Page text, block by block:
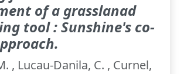
of a grasslanad
tool : Sunshine's co-
, Lucau-Danila, C. , Curnel,